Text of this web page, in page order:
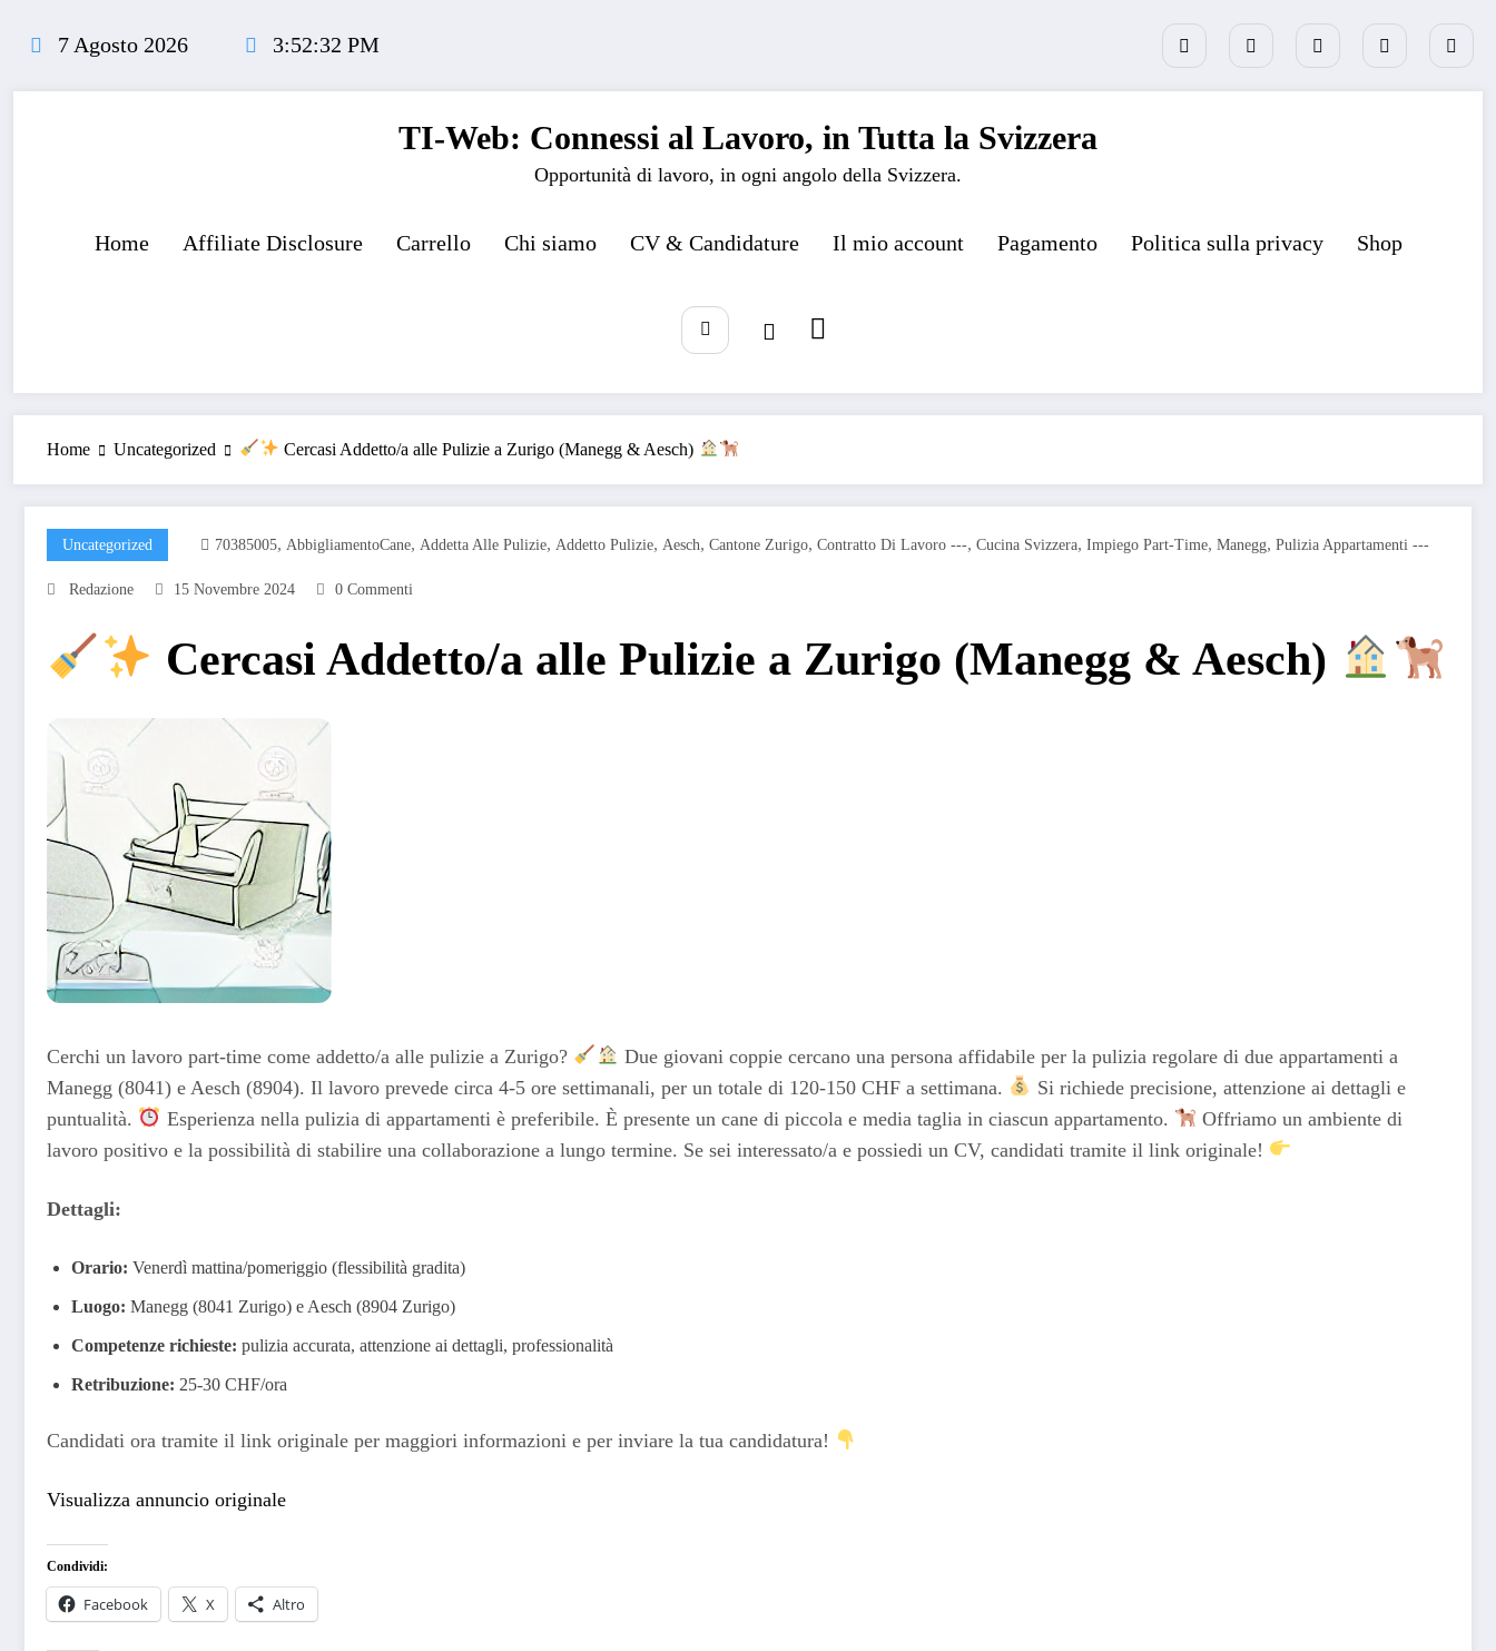
7 Agosto 2026 3:52:33 PM
TI-Web: Connessi al Lavoro, in Tutta la Svizzera
Opportunità di lavoro, in ogni angolo della Svizzera.
Home Affiliate Disclosure Carrello Chi siamo CV & Candidature Il mio account Pagamento Politica sulla privacy Shop
Home Uncategorized Cercasi Addetto/a alle Pulizie a Zurigo (Manegg & Aesch)
Uncategorized 70385005, AbbigliamentoCane, Addetta Alle Pulizie, Addetto Pulizie, Aesch, Cantone Zurigo, Contratto Di Lavoro ---, Cucina Svizzera, Impiego Part-Time, Manegg, Pulizia Appartamenti ---
Redazione 15 Novembre 2024 0 Commenti
Cercasi Addetto/a alle Pulizie a Zurigo (Manegg & Aesch)
Cerchi un lavoro part-time come addetto/a alle pulizie a Zurigo?
Due giovani coppie cercano una persona affidabile per la pulizia regolare di due appartamenti a
Manegg (8041) e Aesch (8904). Il lavoro prevede circa 4-5 ore settimanali, per un totale di 120-150 CHF a settimana.
Si richiede precisione, attenzione ai dettagli e
puntualità.
Esperienza nella pulizia di appartamenti è preferibile. È presente un cane di piccola e media taglia in ciascun appartamento.
Offriamo un ambiente di
lavoro positivo e la possibilità di stabilire una collaborazione a lungo termine. Se sei interessato/a e possiedi un CV, candidati tramite il link originale!
Dettagli:
Orario: Venerdì mattina/pomeriggio (flessibilità gradita)
Luogo: Manegg (8041 Zurigo) e Aesch (8904 Zurigo)
Competenze richieste: pulizia accurata, attenzione ai dettagli, professionalità
Retribuzione: 25-30 CHF/ora
Candidati ora tramite il link originale per maggiori informazioni e per inviare la tua candidatura!
Visualizza annuncio originale
Condividi:
Facebook X Altro